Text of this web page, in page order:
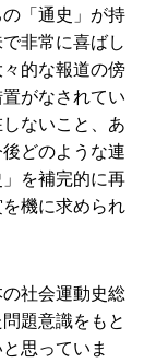
「通史」が持
非常に喜ばし
的な報道の傍
がなされてい
ないこと、あ
どのような連
を補完的に再
機に求められ
社会運動史総
題意識をもと
思っていま